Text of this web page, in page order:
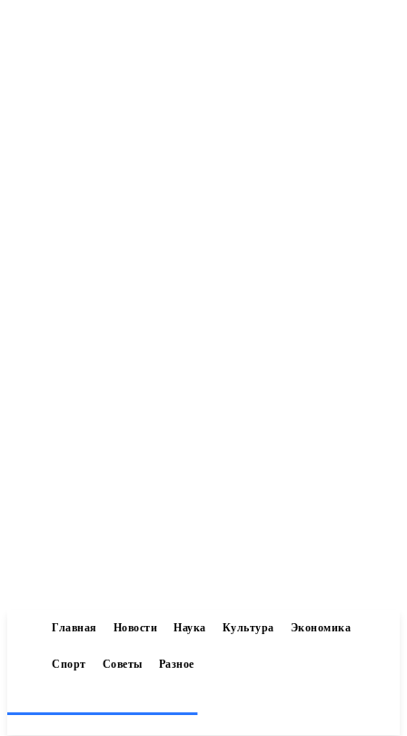
Главная Новости Наука Культура Экономика
Спорт Советы Разное